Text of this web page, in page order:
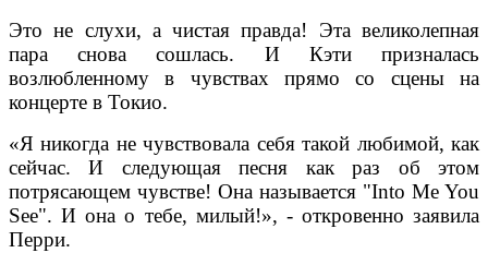
Это не слухи, а чистая правда! Эта великолепная
пара снова сошлась. И Кэти призналась
возлюбленному в чувствах прямо со сцены на
концерте в Токио.
«Я никогда не чувствовала себя такой любимой, как
сейчас. И следующая песня как раз об этом
потрясающем чувстве! Она называется "Into Me You
See". И она о тебе, милый!», - откровенно заявила
Перри.